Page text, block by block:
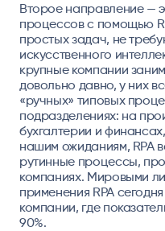
Второе направление —
процессов с помощью
простых задач, не
искусственного
крупные компании
довольно давно, у них
«ручных» типовых
подразделениях: на
бухгалтерии и
нашим ожиданиям, RPA
рутинные процессы,
компаниях. Мировыми
применения RPA
компании, где
90%.